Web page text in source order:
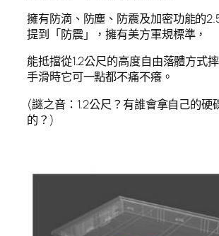
擁有防滴、防塵、防震及加密功能的
提到「防震」，擁有美方軍規標準，
能抵擋從1.2公尺的高度自由落體方式
手滑時它可一點都不痛不癢。
(謎之音：1.2公尺？有誰會拿自己的硬
的？)